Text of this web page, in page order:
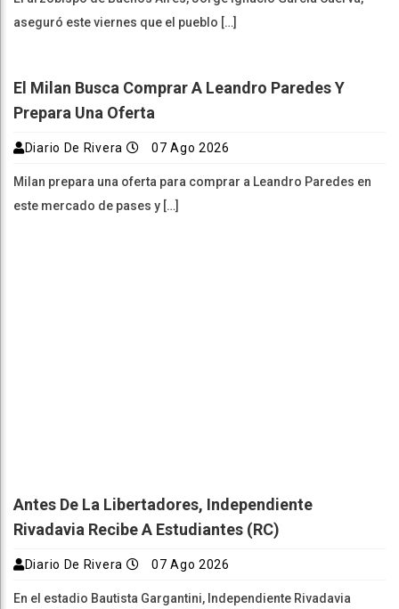
aseguró este viernes que el pueblo […]
El Milan Busca Comprar A Leandro Paredes Y
Prepara Una Oferta
Diario De Rivera 07 Ago 2026
Milan prepara una oferta para comprar a Leandro Paredes en
este mercado de pases y […]
Antes De La Libertadores, Independiente
Rivadavia Recibe A Estudiantes (RC)
Diario De Rivera 07 Ago 2026
En el estadio Bautista Gargantini, Independiente Rivadavia